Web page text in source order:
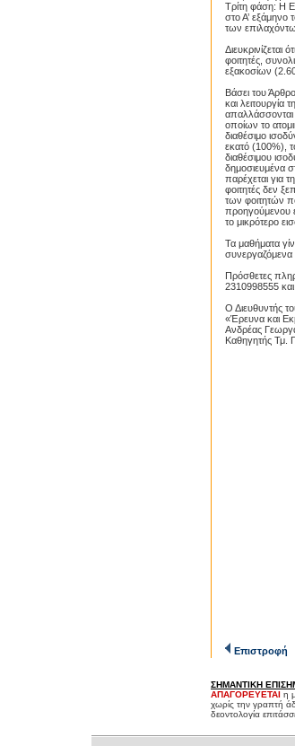
Τρίτη φάση: Η
στο Α’ εξάμηνο
των
φοιτητές,
εξακοσίων
Βάσει του
και λειτουργία
απαλλάσσονται
οποίων το
διαθέσιμο
εκατό (100%),
διαθέσιμου
δημοσιευμένα
παρέχεται για
φοιτητές δεν
των φοιτητών
προηγούμενου
το μικρότερο
Τα μαθήματα
συνεργαζόμενα
Πρόσθετες
2310998555
Ο Διευθυντής
«Έρευνα και
Ανδρέας
Καθηγητής Τμ.
Επιστροφή
ΣΗΜΑΝΤΙΚΗ
ΑΠΑΓΟΡΕΥΕΤΑΙ η
χωρίς την γραπτή
δεοντολογία